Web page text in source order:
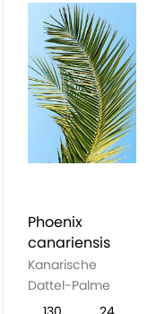
Phoenix
canariensis
Kanarische
Dattel-Palme